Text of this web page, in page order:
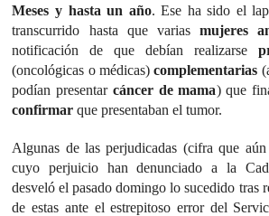
Meses y hasta un año. Ese ha sido el
transcurrido hasta que variasmujeres
notificación de que debían realizarse
(oncológicas o médicas)complementarias
podían presentar cáncer de mama) que
confirmar que presentaban el tumor.
Algunas de las perjudicadas (cifra que
cuyo perjuicio han denunciado a la
desveló el pasado domingo lo sucedido tras
de estas ante el estrepitoso error del